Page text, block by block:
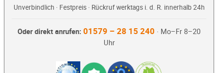
Unverbindlich · Festpreis · Rückruf werktags i. d. R. innerhalb 24h
Oder direkt anrufen: 01579 – 28 15 240 · Mo–Fr 8–20
Uhr